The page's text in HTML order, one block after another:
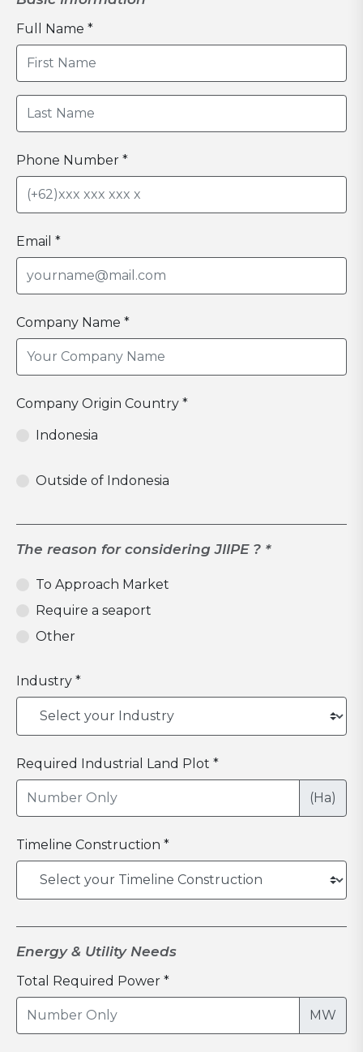
Full Name *
Phone Number *
Email *
Company Name *
Company Origin Country *
Indonesia
Outside of Indonesia
The reason for considering JIIPE ? *
To Approach Market
Require a seaport
Other
Industry *
Required Industrial Land Plot *
(Ha)
Timeline Construction *
Energy & Utility Needs
Total Required Power *
MW